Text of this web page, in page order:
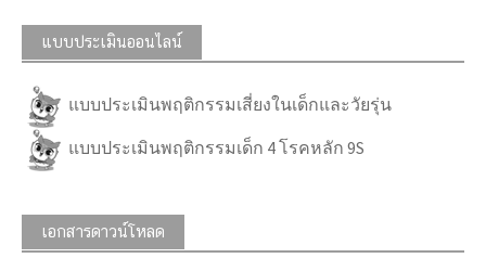
แบบประเมินออนไลน์
แบบประเมินพฤติกรรมเสี่ยงในเด็กและวัยรุ่น
แบบประเมินพฤติกรรมเด็ก 4 โรคหลัก 9S
เอกสารดาวน์โหลด